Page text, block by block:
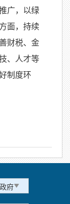
广，以绿
面，持续
财税、金
、人才等
制度环
府